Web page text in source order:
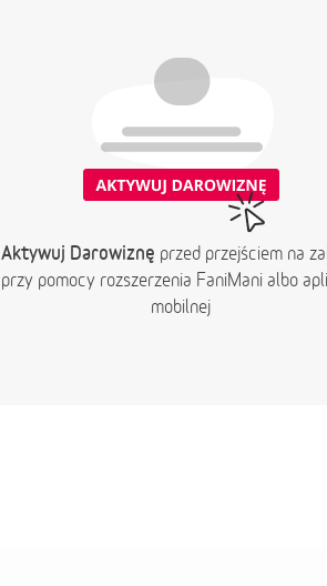
Aktywuj Darowiznę przed przejściem na
przy pomocy rozszerzenia FaniMani albo
mobilnej